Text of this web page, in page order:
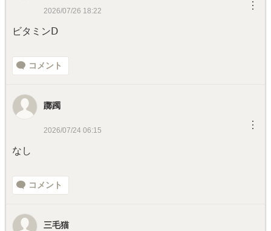
2026/07/26 18:22 ︙
ビタミンⅮ
コメント
躑躅
2026/07/24 06:15 ︙
なし
コメント
三毛猫